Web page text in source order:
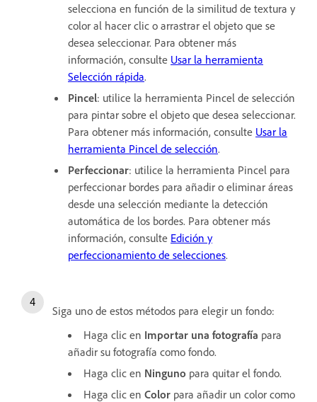
selecciona en función de la similitud de textura y
color al hacer clic o arrastrar el objeto que se
desea seleccionar. Para obtener más
información, consulte Usar la herramienta
Selección rápida.
Pincel: utilice la herramienta Pincel de selección
para pintar sobre el objeto que desea seleccionar.
Para obtener más información, consulte Usar la
herramienta Pincel de selección.
Perfeccionar: utilice la herramienta Pincel para
perfeccionar bordes para añadir o eliminar áreas
desde una selección mediante la detección
automática de los bordes. Para obtener más
información, consulte Edición y
perfeccionamiento de selecciones.
Siga uno de estos métodos para elegir un fondo:
Haga clic en Importar una fotografía para
añadir su fotografía como fondo.
Haga clic en Ninguno para quitar el fondo.
Haga clic en Color para añadir un color como